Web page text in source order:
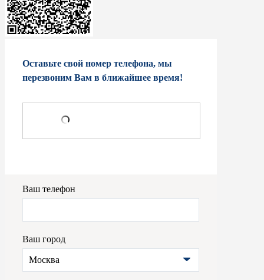
Оставьте свой номер телефона, мы
перезвоним Вам в ближайшее время!
Ваш телефон
Ваш город
Москва